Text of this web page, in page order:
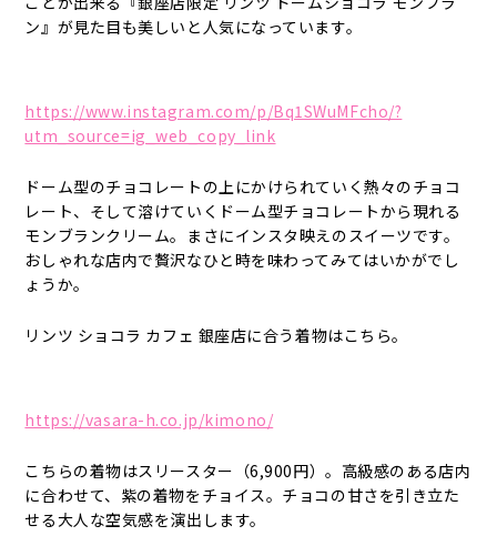
ン』が見た目も美しいと人気になっています。
https://www.instagram.com/p/Bq1SWuMFcho/?
utm_source=ig_web_copy_link
ドーム型のチョコレートの上にかけられていく熱々のチョコ
レート、そして溶けていくドーム型チョコレートから現れる
モンブランクリーム。まさにインスタ映えのスイーツです。
おしゃれな店内で贅沢なひと時を味わってみてはいかがでし
ょうか。
リンツ ショコラ カフェ 銀座店に合う着物はこちら。
https://vasara-h.co.jp/kimono/
こちらの着物はスリースター（6,900円）。高級感のある店内
に合わせて、紫の着物をチョイス。チョコの甘さを引き立た
せる大人な空気感を演出します。